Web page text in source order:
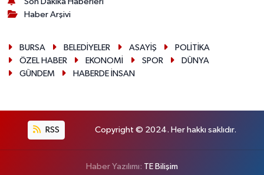
Haber Arşivi
BURSA BELEDİYELER ASAYİŞ
POLİTİKA
ÖZEL HABER
EKONOMİ SPOR
DÜNYA
GÜNDEM
HABERDE İNSAN
RSS Copyright © 2024. Her hakkı saklıdır.
Haber Yazılımı: TE Bilişim